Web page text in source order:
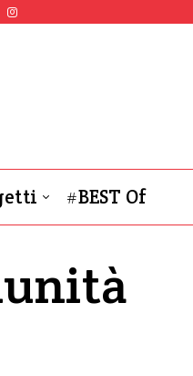
#BEST Of